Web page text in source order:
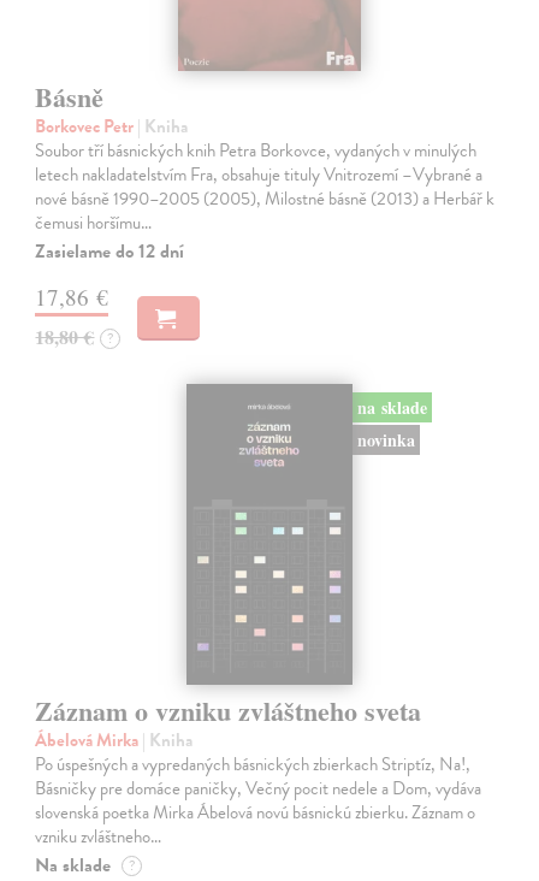
Básně
Borkovec Petr| Kniha
Soubor tří básnických knih Petra Borkovce, vydaných v minulých
letech nakladatelstvím Fra, obsahuje tituly Vnitrozemí –Vybrané a
nové básně 1990–2005 (2005), Milostné básně (2013) a Herbář k
čemusi horšímu…
Zasielame do 12 dní
17,86 €
18,80 € ?
na sklade
novinka
Záznam o vzniku zvláštneho sveta
Ábelová Mirka| Kniha
Po úspešných a vypredaných básnických zbierkach Striptíz, Na!,
Básničky pre domáce paničky, Večný pocit nedele a Dom, vydáva
slovenská poetka Mirka Ábelová novú básnickú zbierku. Záznam o
vzniku zvláštneho…
Na sklade ?